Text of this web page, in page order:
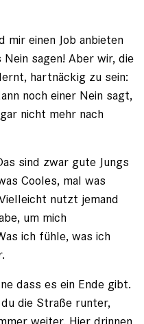
mir einen Job anbieten
sagen! Aber wir, die
hartnäckig zu sein:
noch einer Nein sagt,
nicht mehr nach
sind zwar gute Jungs
Cooles, mal was
nutzt jemand
um mich
ich fühle, was ich
dass es ein Ende gibt.
die Straße runter,
weiter. Hier drinnen